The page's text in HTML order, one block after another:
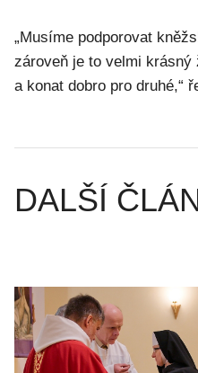
„Musíme podporovat
zároveň je to velmi
a konat dobro pro druhé,“
DALŠÍ